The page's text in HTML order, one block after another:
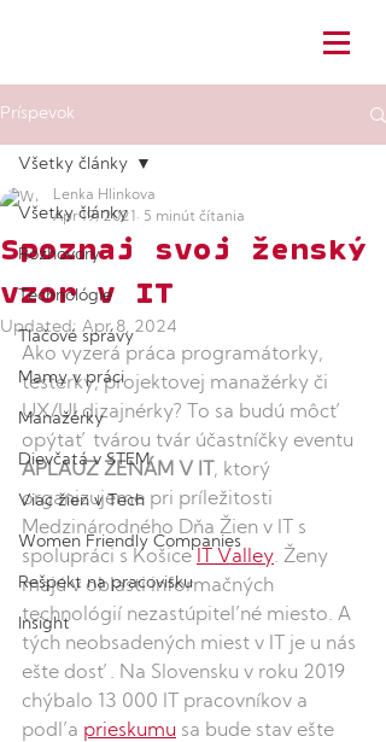
Príspevok
Všetky články
Rozhovory
Technológie
Tlačové správy
Mamy v práci
Manažérky
Dievčatá v STEM
Viac žien v Tech
Women Friendly Companies
Rešpekt na pracovisku
Insight
Všetky články
Spoznaj svoj ženský
vzor v IT
Lenka Hlinkova
Apr 19, 2021
5 minút čítania
Updated: Apr 8, 2024
Ako vyzerá práca programátorky,
testerky, projektovej manažérky či
UX/UI dizajnérky? To sa budú môcť
opýtať tvárou tvár účastníčky eventu
APLAUZ ŽENÁM V IT , ktorý
organizujeme pri príležitosti
Medzinárodného Dňa Žien v IT s
spolupráci s Košice
IT Valley. Ženy
majú v oblasti informačných
technológií nezastúpiteľné miesto. A
tých neobsadených miest v IT je u nás
ešte dosť. Na Slovensku v roku 2019
chýbalo 13 000 IT pracovníkov a
podľa prieskumu sa bude stav ešte